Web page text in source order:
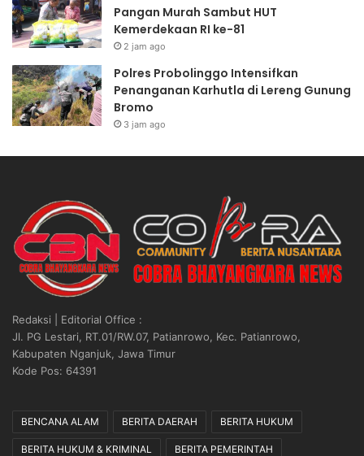
Pangan Murah Sambut HUT
Kemerdekaan RI ke-81
2 jam ago
Polres Probolinggo Intensifkan
Penanganan Karhutla di Lereng Gunung
Bromo
3 jam ago
Redaksi | Editorial Office :
Jl. PG Lestari, RT.01/RW.07, Patianrowo, Kec. Patianrowo,
Kabupaten Nganjuk, Jawa Timur
Kode Pos: 64391
BENCANA ALAM BERITA DAERAH BERITA HUKUM
BERITA HUKUM & KRIMINAL BERITA PEMERINTAH